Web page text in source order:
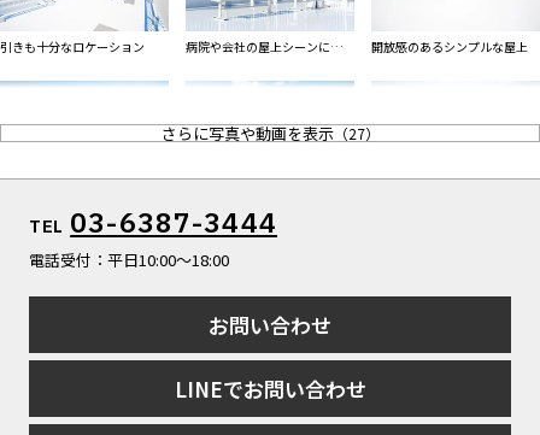
お知らせ
掲載のお問い合わせ
引きも十分なロケーション
病院や会社の屋上シーンに最適
開放感のあるシンプルな屋上
テーブル・チェアでシーン演出 高層ビルバックのシーン可能
さらに写真や動画を表示（27）
TEL 03-6387-3444
電話受付：平日10:00〜18:00
お問い合わせ
LINEでお問い合わせ